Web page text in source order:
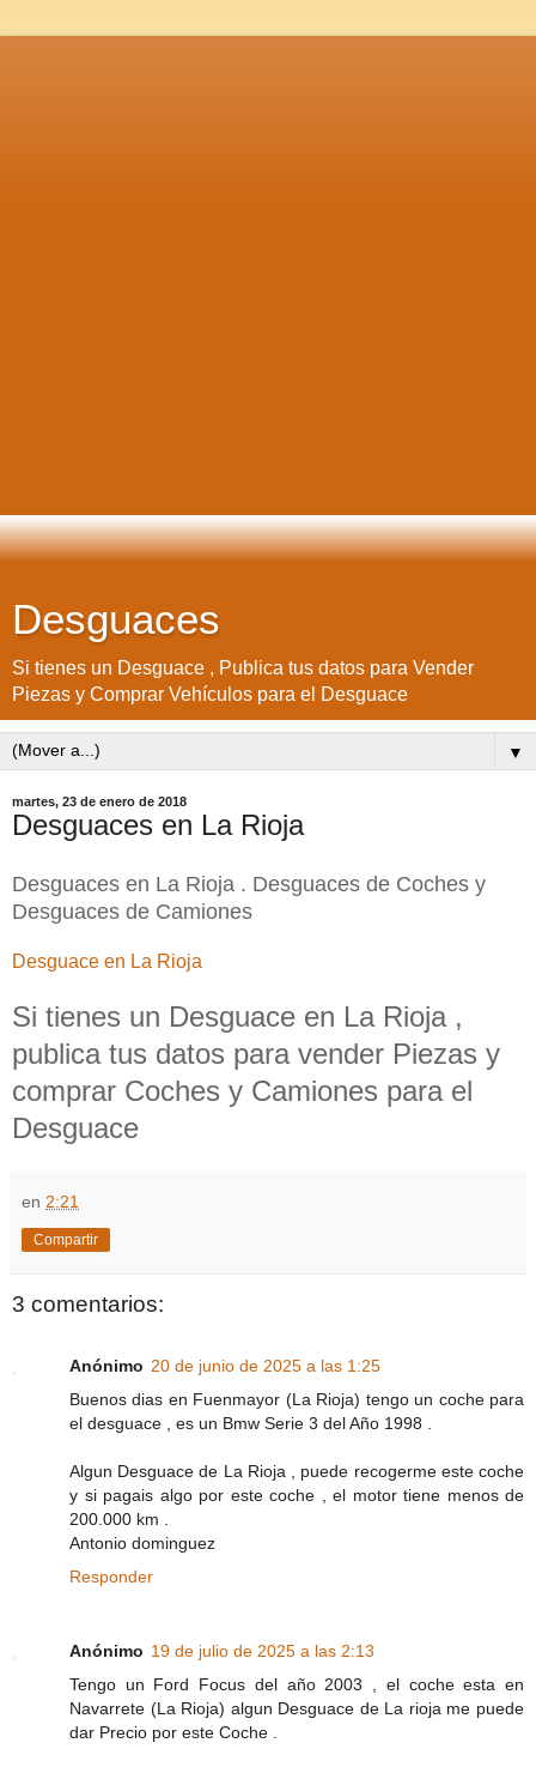
Desguaces
Si tienes un Desguace , Publica tus datos para Vender
Piezas y Comprar Vehículos para el Desguace
▼
martes, 23 de enero de 2018
Desguaces en La Rioja
Desguaces en La Rioja . Desguaces de Coches y
Desguaces de Camiones
Desguace en La Rioja
Si tienes un Desguace en La Rioja ,
publica tus datos para vender Piezas y
comprar Coches y Camiones para el
Desguace
en 2:21
Compartir
3 comentarios:
Anónimo 20 de junio de 2025 a las 1:25
Buenos dias en Fuenmayor (La Rioja) tengo un coche para
el desguace , es un Bmw Serie 3 del Año 1998 .
Algun Desguace de La Rioja , puede recogerme este coche
y si pagais algo por este coche , el motor tiene menos de
200.000 km .
Antonio dominguez
Responder
Anónimo 19 de julio de 2025 a las 2:13
Tengo un Ford Focus del año 2003 , el coche esta en
Navarrete (La Rioja) algun Desguace de La rioja me puede
dar Precio por este Coche .